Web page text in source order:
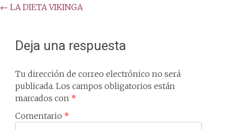
Post
← LA DIETA VIKINGA
Deja una respuesta
Tu dirección de correo electrónico no será
publicada. Los campos obligatorios están
marcados con *
Comentario *